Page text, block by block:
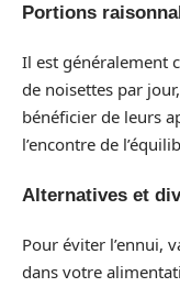
Portions
Il est généralement
de noisettes par
bénéficier de leurs
l’encontre de
Alternatives et
Pour éviter l’ennui,
dans votre